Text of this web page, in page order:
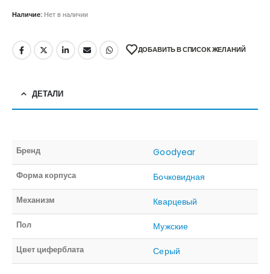
Наличие: Нет в наличии
ДОБАВИТЬ В СПИСОК ЖЕЛАНИЙ
ДЕТАЛИ
Бренд Goodyear
Форма корпуса Бочковидная
Механизм Кварцевый
Пол Мужские
Цвет циферблата Серый